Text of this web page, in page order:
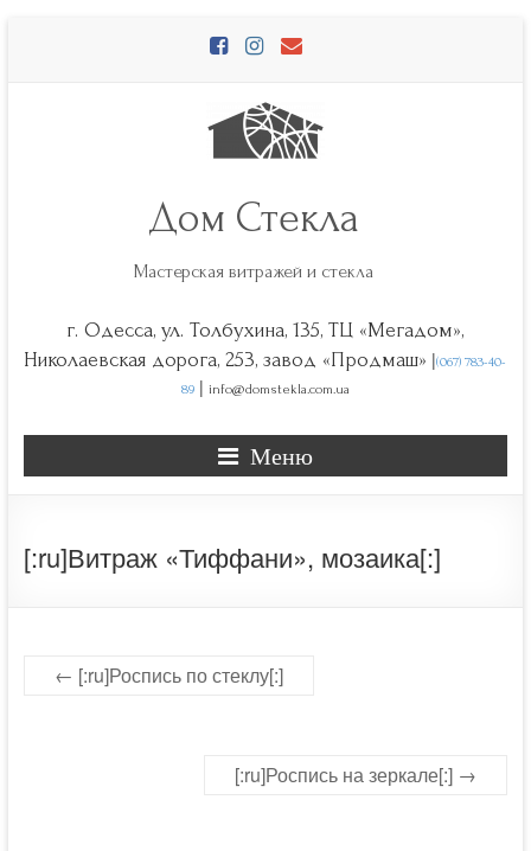
Дом Стекла
Мастерская витражей и стекла
г. Одесса, ул. Толбухина, 135, ТЦ «Мегадом»,
Николаевская дорога, 253, завод «Продмаш» |(067) 783-40-
89| info@domstekla.com.ua
Меню
[:ru]Витраж «Тиффани», мозаика[:]
← [:ru]Роспись по стеклу[:]
[:ru]Роспись на зеркале[:] →